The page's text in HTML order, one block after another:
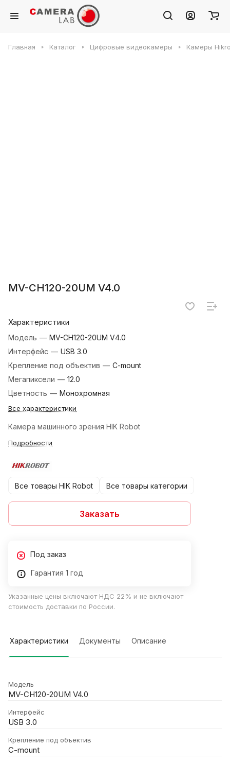
Главная Каталог Цифровые видеокамеры Камеры
MV-CH120-20UM V4.0
Характеристики
Модель — MV-CH120-20UM V4.0
Интерфейс — USB 3.0
Крепление под объектив — C-mount
Мегапиксели — 12.0
Цветность — Монохромная
Все характеристики
Камера машинного зрения HIK Robot
Подробности
Все товары HIK Robot Все товары категории
Заказать
Под заказ
Гарантия 1 год
Указанные цены включают НДС 22% и не включают
стоимость доставки по России.
Характеристики Документы Описание
Модель
MV-CH120-20UM V4.0
Интерфейс
USB 3.0
Крепление под объектив
C-mount